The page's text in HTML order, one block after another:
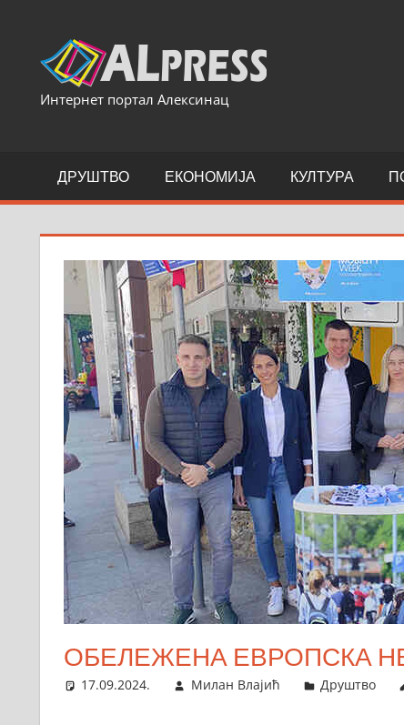
content
Интернет портал Алексинац
ДРУШТВО ЕКОНОМИЈА КУЛТУРА
ОБЕЛЕЖЕНА ЕВРОПСКА
17.09.2024. Милан Влајић Друштво